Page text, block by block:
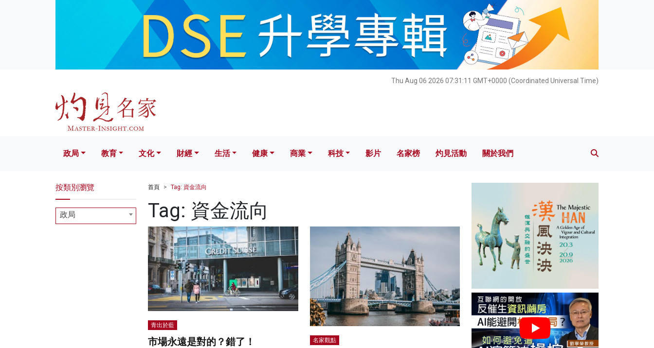
Thu Aug 06 2026 07:31:12 GMT+0000 (Coordinated Universal Time)
文化 財經 生活 健康 科技 影片 名家榜 灼見活動 關於我們
政局 教育 文化 財經 生活 健康 商業 科技 影片 名家榜 灼見活動 關於我們
首頁 Tag: 資金流向
Tag: 資金流向
青出於藍
市場永遠是對的？錯了！ 名家觀點
按類別瀏覽
政局